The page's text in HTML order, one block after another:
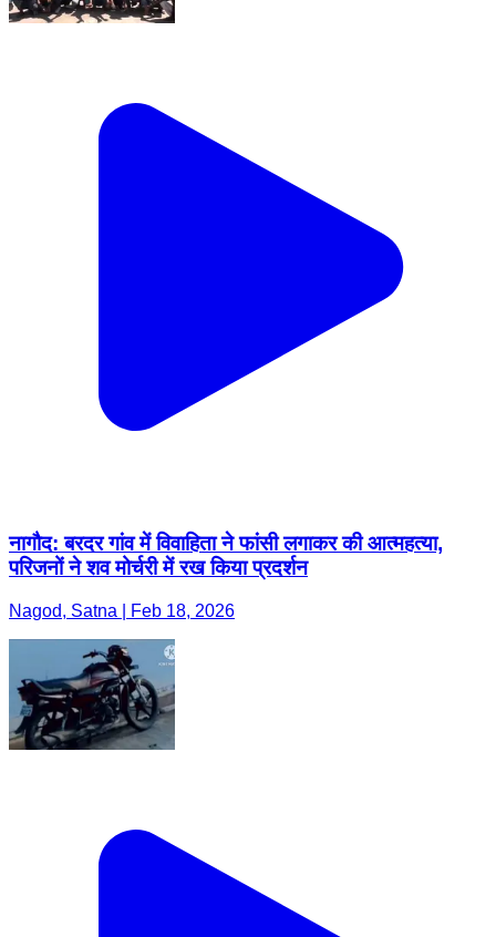
नागौद: बरदर गांव में विवाहिता ने फांसी लगाकर की आत्महत्या,
परिजनों ने शव मोर्चरी में रख किया प्रदर्शन
Nagod, Satna | Feb 18, 2026